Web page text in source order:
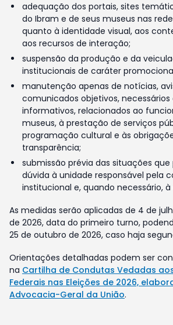
adequação dos portais, sites
do Ibram e de seus museus nas
quanto à identidade visual, aos
aos recursos de interação;
suspensão da produção e da
institucionais de caráter
manutenção apenas de notícias,
comunicados objetivos,
informativos, relacionados ao
museus, à prestação de serviços
programação cultural e às
transparência;
submissão prévia das situações
dúvida à unidade responsável pela
institucional e, quando necessário, à
As medidas serão aplicadas de 4 de
de 2026, data do primeiro turno,
25 de outubro de 2026, caso haja
Orientações detalhadas podem ser
na Cartilha de Condutas Vedadas
Federais nas Eleições de 2026,
Advocacia-Geral da União.